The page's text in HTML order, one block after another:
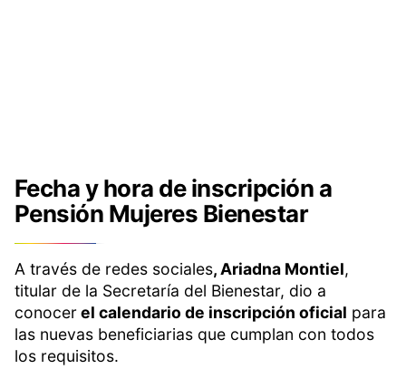
Fecha y hora de inscripción a
Pensión Mujeres Bienestar
A través de redes sociales, Ariadna Montiel,
titular de la Secretaría del Bienestar, dio a
conocerel calendario de inscripción oficial para
las nuevas beneficiarias que cumplan con todos
los requisitos.